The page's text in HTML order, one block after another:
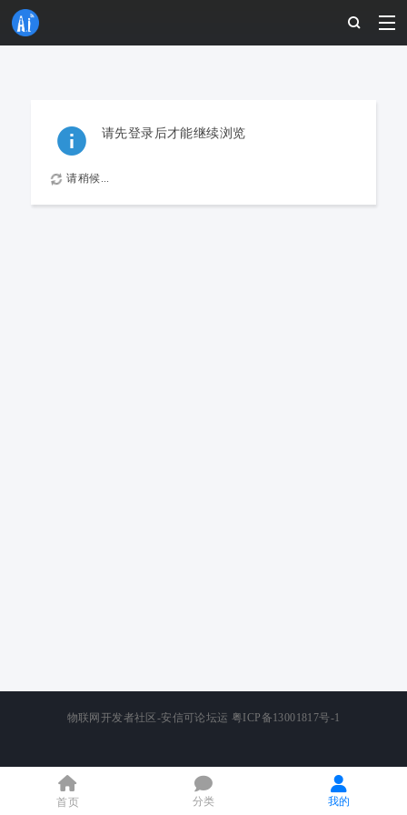
请先登录后才能继续浏览
请稍候...
首页 分类 我的
物联网开发者社区-安信可论坛运 粤ICP备13001817号-1